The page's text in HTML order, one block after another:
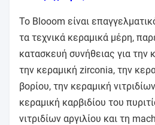
Το Blooom είναι
τα τεχνικά κεραμικά μέρη,
κατασκευή συνήθειας για την
την κεραμική zirconia, την
βορίου, την κεραμική
κεραμική καρβιδίου του
νιτριδίων αργιλίου και τη